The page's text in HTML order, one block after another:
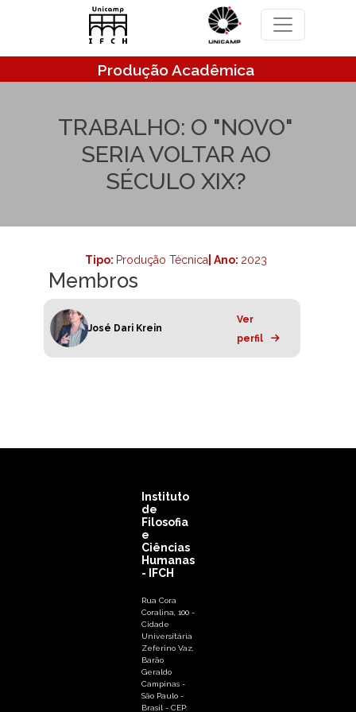
Pular para o conteúdo principal
Produção Acadêmica
TRABALHO: O "NOVO"
SERIA VOLTAR AO
SÉCULO XIX?
Tipo: Produção Técnica | Ano: 2023
Membros
José Dari Krein
Ver
perfil
Instituto
de
Filosofia
e
Ciências
Humanas
- IFCH
Rua Cora
Coralina, 100 -
Cidade
Universitária
Zeferino Vaz,
Barão
Geraldo
Campinas -
São Paulo -
Brasil - CEP: